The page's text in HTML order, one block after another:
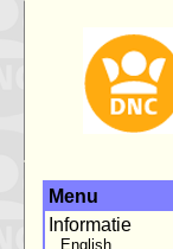
Menu
Informatie
English